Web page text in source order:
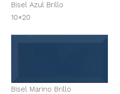
Bisel Azul Brillo
10×20
Bisel Marino Brillo